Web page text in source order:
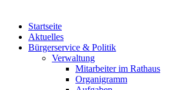
Startseite
Aktuelles
Bürgerservice & Politik
Verwaltung
Mitarbeiter im Rathaus
Organigramm